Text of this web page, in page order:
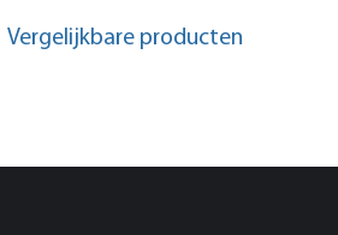
Vergelijkbare producten